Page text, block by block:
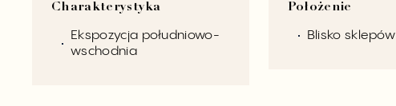
Charakterystyka
Ekspozycja południowo-
wschodnia
Położenie
Blisko sklepów